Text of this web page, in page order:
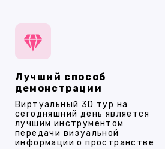
Лучший способ
демонстрации
Виртуальный 3D тур на
сегодняшний день является
лучшим инструментом
передачи визуальной
информации о пространстве